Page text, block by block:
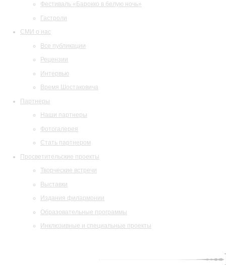
Фестиваль «Барокко в белую ночь»
Гастроли
СМИ о нас
Все публикации
Рецензии
Интервью
Время Шостаковича
Партнеры
Наши партнеры
Фотогалерея
Стать партнером
Просветительские проекты
Творческие встречи
Выставки
Издания филармонии
Образовательные программы
Инклюзивные и специальные проекты